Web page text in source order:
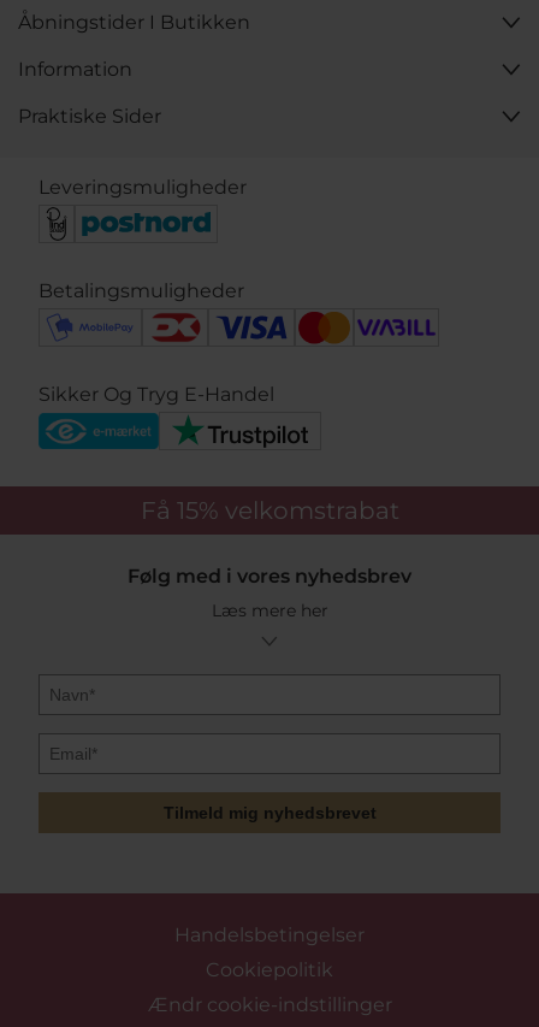
Åbningstider I Butikken
Information
Praktiske Sider
Leveringsmuligheder
Betalingsmuligheder
Sikker Og Tryg E-Handel
Få 15% velkomstrabat
Følg med i vores nyhedsbrev
Læs mere her
Tilmeld mig nyhedsbrevet
Handelsbetingelser
Cookiepolitik
Ændr cookie-indstillinger